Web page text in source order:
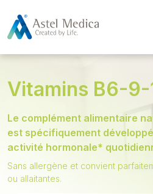
Vitamins B6-9-
Le complément alimentaire
est spécifiquement
activité hormonale*
Sans allergène et convient
ou allaitantes.